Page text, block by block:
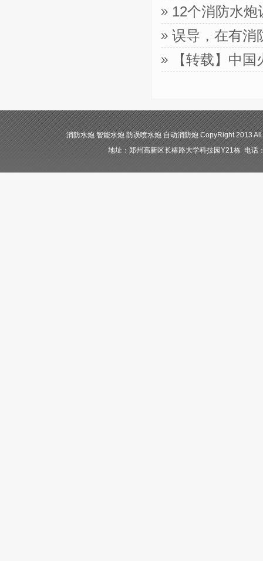
12个消防水
误导，在有消
【转载】中
消防水炮 智能水炮 防误喷水炮 自动消防炮 CopyRight 2013
地址：郑州高新区长椿路大学科技园Y21栋 电